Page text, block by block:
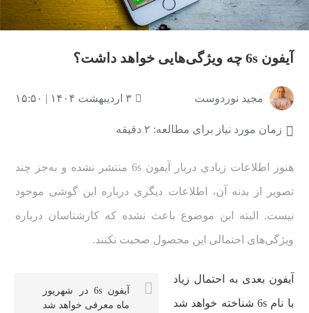
آیفون 6s چه ویژگی‌هایی خواهد داشت؟
مجید نوردوست ۳ اردیبهشت ۱۴۰۴ | ۱۵:۵۰
زمان مورد نیاز برای مطالعه: ۲ دقیقه
هنوز اطلاعات زیادی دربار آیفون 6s منتشر نشده و به‌جز چند
تصویر از بدنه آن، اطلاعات دیگری درباره این گوشی موجود
نیست. البته این موضوع باعث نشده که کارشناسان درباره
ویژگی‌های احتمالی این محصول صحبت نکنند.
آیفون 6s در شهریور
ماه معرفی خواهد شد
آیفون بعدی به احتمال زیاد
با نام 6s شناخته خواهد شد